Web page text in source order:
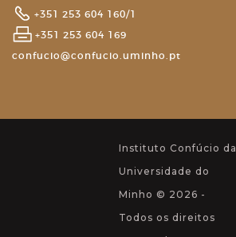
+351 253 604 160/1
+351 253 604 169
confucio@confucio.uminho.pt
Instituto Confúcio da
Universidade do
Minho © 2026 -
Todos os direitos